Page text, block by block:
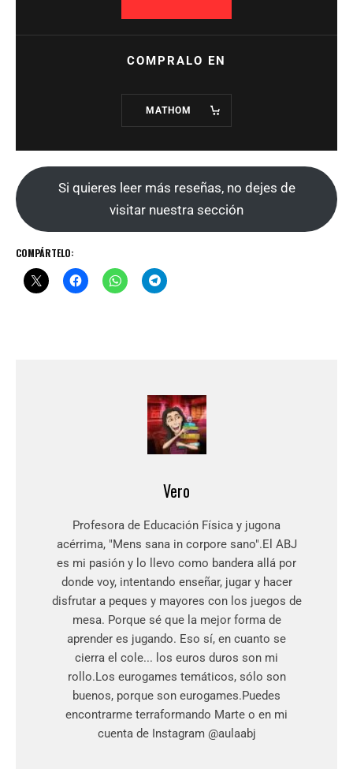
COMPRALO EN
MATHOM
Si quieres leer más reseñas, no dejes de
visitar nuestra sección
COMPÁRTELO:
Vero
Profesora de Educación Física y jugona
acérrima, "Mens sana in corpore sano".El ABJ
es mi pasión y lo llevo como bandera allá por
donde voy, intentando enseñar, jugar y hacer
disfrutar a peques y mayores con los juegos de
mesa. Porque sé que la mejor forma de
aprender es jugando. Eso sí, en cuanto se
cierra el cole... los euros duros son mi
rollo.Los eurogames temáticos, sólo son
buenos, porque son eurogames.Puedes
encontrarme terraformando Marte o en mi
cuenta de Instagram @aulaabj